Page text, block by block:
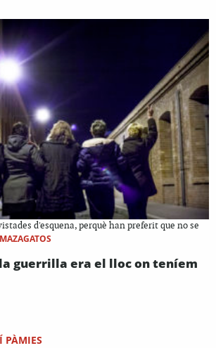
d'esquena, perquè han preferit que no se
guerrilla era el lloc on teníem
PÀMIES